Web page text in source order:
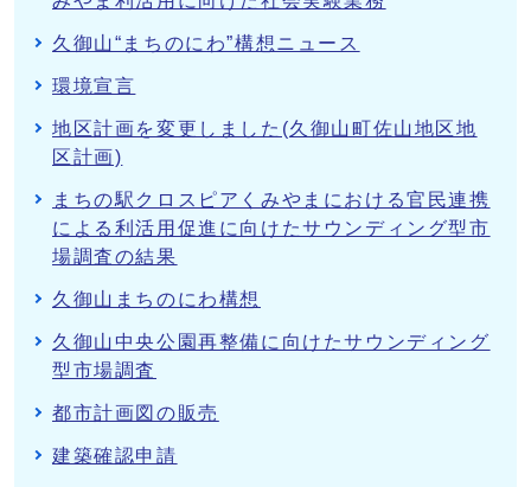
久御山“まちのにわ”構想ニュース
環境宣言
地区計画を変更しました(久御山町佐山地区地
区計画)
まちの駅クロスピアくみやまにおける官民連携
による利活用促進に向けたサウンディング型市
場調査の結果
久御山まちのにわ構想
久御山中央公園再整備に向けたサウンディング
型市場調査
都市計画図の販売
建築確認申請